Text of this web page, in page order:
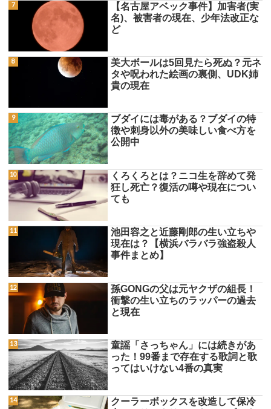
【名古屋アベック事件】加害者(実
名)、被害者の現在、少年法改正な
ど
美大ボールは5回見たら死ぬ？元ネ
タや呪われた絵画の裏側、UDK姉
貴の現在
ブダイには毒がある？ブダイの特
徴や刺身以外の美味しい食べ方を
公開中
くろくろとは？ニコ生を辞めて発
狂し死亡？復活の噂や現在につい
ても
池田容之と近藤剛郎の生い立ちや
現在は？【横浜バラバラ強盗殺人
事件まとめ】
孫GONGの父は元ヤクザの組長！
衝撃の生い立ちのラッパーの過去
と現在
童謡「さっちゃん」には続きがあ
った！99番まで存在する歌詞と歌
ってはいけない4番の真実
クーラーボックスを改造して保冷